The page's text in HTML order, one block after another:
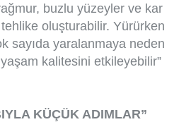
buzlu yüzeyler ve kar
tehlike oluşturabilir. Yürürken
sayıda yaralanmaya neden
kalitesini etkileyebilir”
KÜÇÜK ADIMLAR”